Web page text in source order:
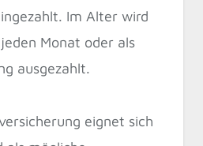
Im Alter wird
Monat oder als
ausgezahlt.
eignet sich